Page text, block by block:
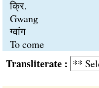
क्रि.
Gwang
ग्वांग
To come
: